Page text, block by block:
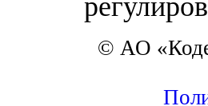
© АО